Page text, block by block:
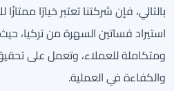
بالتالي، فإن شركتنا تعتبر خيارًا
استيراد فساتين السهرة من تركيا،
ومتكاملة للعملاء، وتعمل على
والكفاءة في العملية.